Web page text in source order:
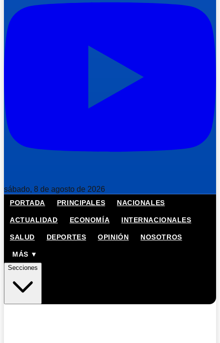
sábado, 8 de agosto de 2026
PORTADA PRINCIPALES NACIONALES
ACTUALIDAD ECONOMÍA INTERNACIONALES
SALUD DEPORTES OPINIÓN NOSOTROS
MÁS ▼
Secciones